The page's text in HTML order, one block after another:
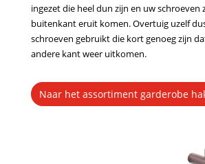
ingezet die heel dun zijn en uw schroeven
buitenkant eruit komen. Overtuig uzelf
schroeven gebruikt die kort genoeg zijn
andere kant weer uitkomen.
Naar het assortiment garderobe